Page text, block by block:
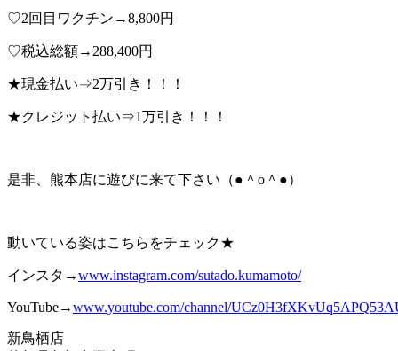
♡2回目ワクチン→8,800円
♡税込総額→288,400円
★現金払い⇒2万引き！！！
★クレジット払い⇒1万引き！！！
是非、熊本店に遊びに来て下さい（●＾o＾●）
動いている姿はこちらをチェック★
インスタ→www.instagram.com/sutado.kumamoto/
YouTube→www.youtube.com/channel/UCz0H3fXKvUq5A
新鳥栖店